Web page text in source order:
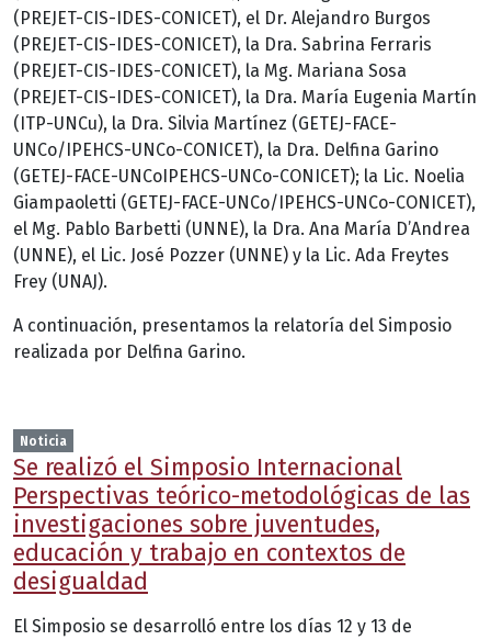
(PREJET-CIS-IDES-CONICET), el Dr. Alejandro Burgos
(PREJET-CIS-IDES-CONICET), la Dra. Sabrina Ferraris
(PREJET-CIS-IDES-CONICET), la Mg. Mariana Sosa
(PREJET-CIS-IDES-CONICET), la Dra. María Eugenia Martín
(ITP-UNCu), la Dra. Silvia Martínez (GETEJ-FACE-
UNCo/IPEHCS-UNCo-CONICET), la Dra. Delfina Garino
(GETEJ-FACE-UNCoIPEHCS-UNCo-CONICET); la Lic. Noelia
Giampaoletti (GETEJ-FACE-UNCo/IPEHCS-UNCo-CONICET),
el Mg. Pablo Barbetti (UNNE), la Dra. Ana María D’Andrea
(UNNE), el Lic. José Pozzer (UNNE) y la Lic. Ada Freytes
Frey (UNAJ).
A continuación, presentamos la relatoría del Simposio
realizada por Delfina Garino.
Noticia
Se realizó el Simposio Internacional
Perspectivas teórico-metodológicas de las
investigaciones sobre juventudes,
educación y trabajo en contextos de
desigualdad
El Simposio se desarrolló entre los días 12 y 13 de